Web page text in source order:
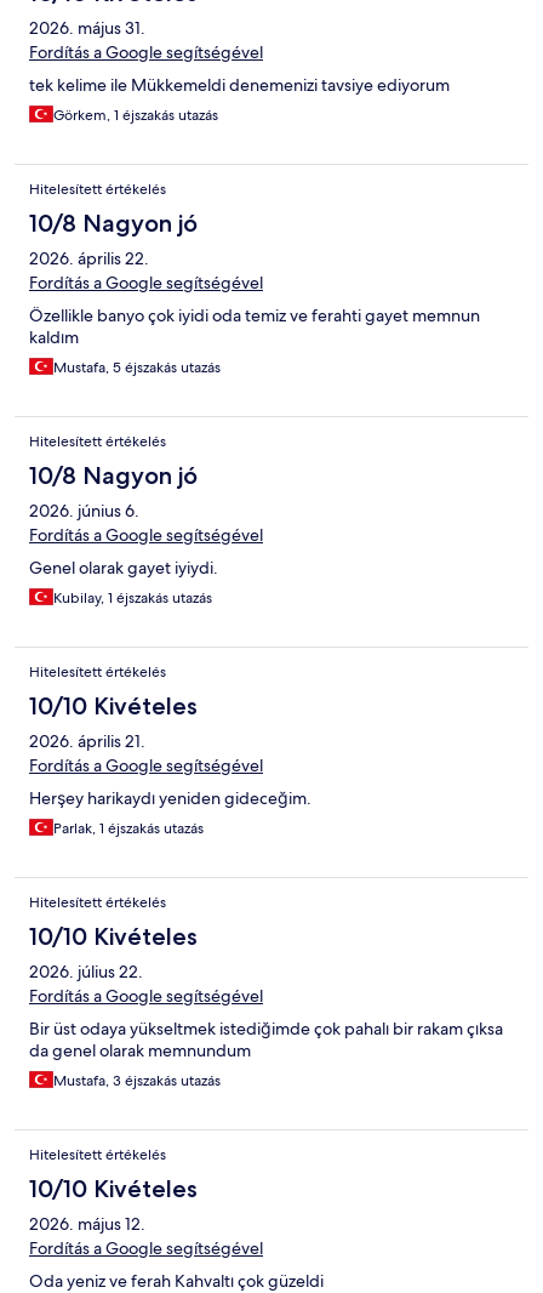
2026. május 31.
Fordítás a Google segítségével
tek kelime ile Mükkemeldi denemenizi tavsiye ediyorum
Görkem, 1 éjszakás utazás
Hitelesített értékelés
10/8 Nagyon jó
2026. április 22.
Fordítás a Google segítségével
Özellikle banyo çok iyidi oda temiz ve ferahti gayet memnun
kaldım
Mustafa, 5 éjszakás utazás
Hitelesített értékelés
10/8 Nagyon jó
2026. június 6.
Fordítás a Google segítségével
Genel olarak gayet iyiydi.
Kubilay, 1 éjszakás utazás
Hitelesített értékelés
10/10 Kivételes
2026. április 21.
Fordítás a Google segítségével
Herşey harikaydı yeniden gideceğim.
Parlak, 1 éjszakás utazás
Hitelesített értékelés
10/10 Kivételes
2026. július 22.
Fordítás a Google segítségével
Bir üst odaya yükseltmek istediğimde çok pahalı bir rakam çıksa
da genel olarak memnundum
Mustafa, 3 éjszakás utazás
Hitelesített értékelés
10/10 Kivételes
2026. május 12.
Fordítás a Google segítségével
Oda yeniz ve ferah Kahvaltı çok güzeldi